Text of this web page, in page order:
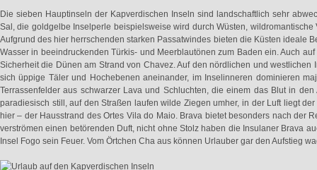
Die sieben Hauptinseln der Kapverdischen Inseln sind landschaftlich sehr
Sal, die goldgelbe Inselperle beispielsweise wird durch Wüsten,
Aufgrund des hier herrschenden starken Passatwindes bieten die Küsten ideale
Wasser in beeindruckenden Türkis- und Meerblautönen zum Baden ein. Auch
Sicherheit die Dünen am Strand von Chavez. Auf den nördlichen und
sich üppige Täler und Hochebenen aneinander, im Inselinneren dominieren
Terrassenfelder aus schwarzer Lava und Schluchten, die einem das Blut in
paradiesisch still, auf den Straßen laufen wilde Ziegen umher, in der Luft liegt
hier – der Hausstrand des Ortes Vila do Maio. Brava bietet besonders nach der
verströmen einen betörenden Duft, nicht ohne Stolz haben die Insulaner Brava
Insel Fogo sein Feuer. Vom Örtchen Cha aus können Urlauber gar den Aufstieg